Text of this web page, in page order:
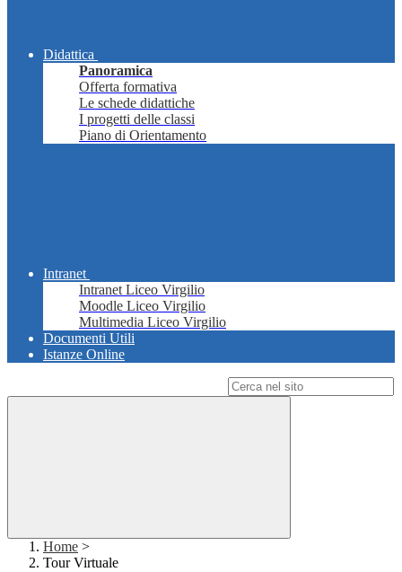
Didattica
Panoramica
Offerta formativa
Le schede didattiche
I progetti delle classi
Piano di Orientamento
Intranet
Intranet Liceo Virgilio
Moodle Liceo Virgilio
Multimedia Liceo Virgilio
Documenti Utili
Istanze Online
Home >
Tour Virtuale